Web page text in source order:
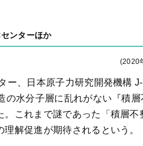
ンターほか
(2020
、日本原子力研究開発機構
の水分子層に乱れがない『積層
これまで謎であった「積層不
解促進が期待されるという。